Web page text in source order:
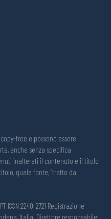
free e possono essere
anche senza specifica
inalterati il contenuto e il titolo
quale fonte, “tratto da
ISSN 2240-2721 Registrazione
Italia. Direttore responsabile: